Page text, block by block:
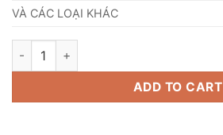
VÀ CÁC LOẠI KHÁC
Ống Inox DN600/SCH140 quantity
ADD TO CART